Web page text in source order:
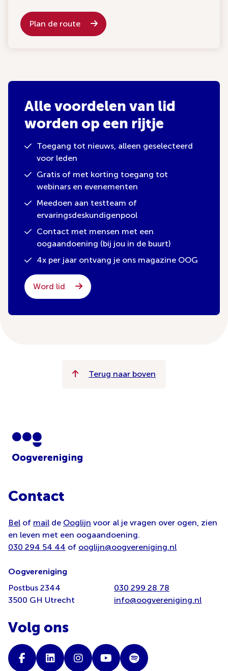
Plan de route
Alle voordelen van lid
worden op een rijtje
Toegang tot nieuws, alleen geselecteerd
voor leden
Gratis of met korting toegang tot
webinars en evenementen
Meedoen aan testteam of
ervaringsdeskundigenpool
Contact met mensen met een
oogaandoening (bij jou in de buurt)
4x per jaar ontvang je ons magazine OOG
Word lid
Terug naar boven
Contact
Bel of mail de Ooglijn voor al je vragen over ogen, zien
en leven met een oogaandoening.
030 294 54 44 of ooglijn@oogvereniging.nl
Oogvereniging
Postbus 2344
3500 GH Utrecht
030 299 28 78
info@oogvereniging.nl
Volg ons